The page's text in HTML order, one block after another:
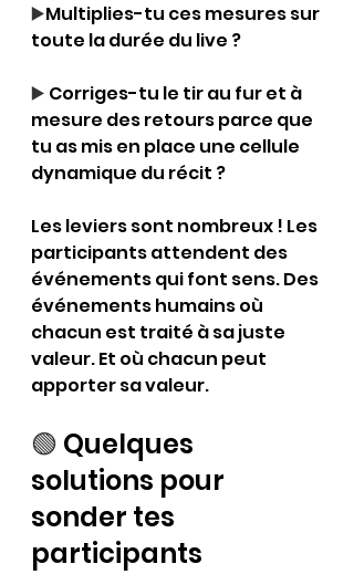
▶️Multiplies-tu ces mesures sur
toute la durée du live ?
▶️ Corriges-tu le tir au fur et à
mesure des retours parce que
tu as mis en place une cellule
dynamique du récit ?
Les leviers sont nombreux ! Les
participants attendent des
événements qui font sens. Des
événements humains où
chacun est traité à sa juste
valeur. Et où chacun peut
apporter sa valeur.
🟢 Quelques
solutions pour
sonder tes
participants